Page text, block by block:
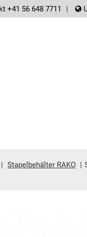
+41 56 648 7711
Stapelbehälter RAKO